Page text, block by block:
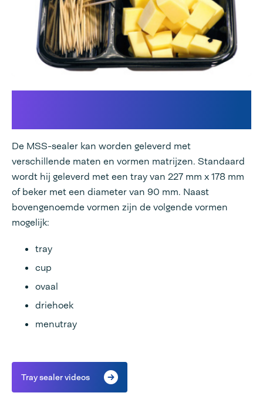
De MSS-sealer kan worden geleverd met
verschillende maten en vormen matrijzen. Standaard
wordt hij geleverd met een tray van 227 mm x 178 mm
of beker met een diameter van 90 mm. Naast
bovengenoemde vormen zijn de volgende vormen
mogelijk:
tray
cup
ovaal
driehoek
menutray
Tray sealer videos